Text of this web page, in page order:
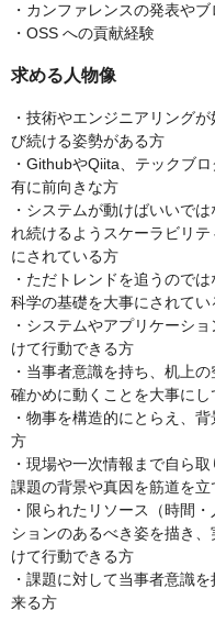
・カンファレンスの発表や
・OSS への貢献経験
求める人物像
・技術やエンジニアリング
び続ける姿勢がある方
・GithubやQiita、テックブ
有に前向きな方
・システムが動けばいいで
れ続けるようスケーラビリ
にされている方
・ただトレンドを追うので
科学の基礎を大事にされてい
・システムやアプリケーシ
けて行動できる方
・当事者意識を持ち、机上
確かめに動くことを大事にし
・物事を構造的にとらえ、
方
・現場や一次情報まで自ら
課題の背景や真因を筋道を
・限られたリソース（時間
ションのあるべき姿を描き
けて行動できる方
・課題に対して当事者意識
来る方